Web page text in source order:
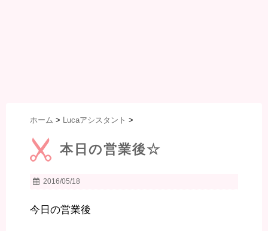
ホーム > Lucaアシスタント >
本日の営業後☆
2016/05/18
今日の営業後